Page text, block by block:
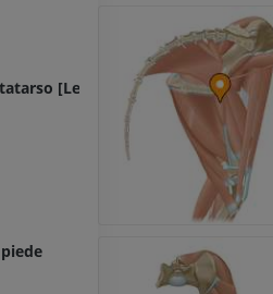
[Legamento anulare plantare]